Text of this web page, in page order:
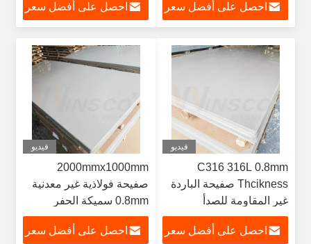
صفيحة الفولاذ المقاوم
للصدأ 2B
احصل على أفضل سعر
الدرجةاحصل على أفضل سعر
فيديو
C316 316L 0.8mm
Thcikness صفيحة الباردة
غير المقاومة للصدأ
1000mmx2000mm الفولاذ
المقاوم للصدأ 2B طلاء
احصل على أفضل سعر
فيديو
2000mmx1000mm
صفيحة فولاذية غير معدنية
0.8mm سميكة الحفر
الفولاذ المقاوم للصدأ
صفيحة الطريق البارد 2b
احصل على أفضل سعر